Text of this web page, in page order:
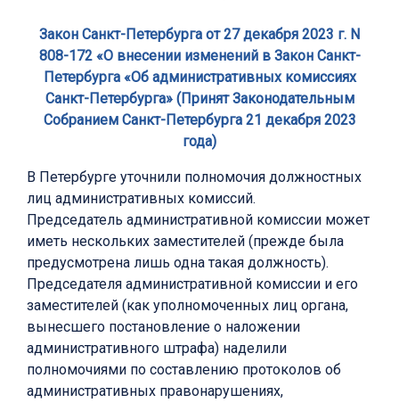
Закон Санкт-Петербурга от 27 декабря 2023 г. N
808-172 «О внесении изменений в Закон Санкт-
Петербурга «Об административных комиссиях
Санкт-Петербурга» (Принят Законодательным
Собранием Санкт-Петербурга 21 декабря 2023
года)
В Петербурге уточнили полномочия должностных
лиц административных комиссий.
Председатель административной комиссии может
иметь нескольких заместителей (прежде была
предусмотрена лишь одна такая должность).
Председателя административной комиссии и его
заместителей (как уполномоченных лиц органа,
вынесшего постановление о наложении
административного штрафа) наделили
полномочиями по составлению протоколов об
административных правонарушениях,